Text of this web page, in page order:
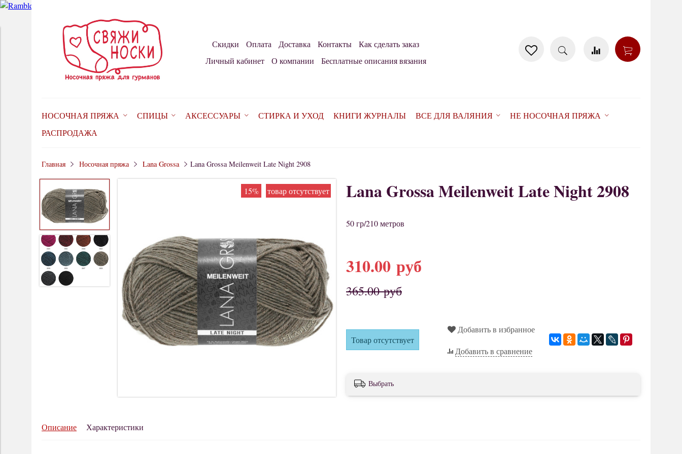
Скидки Оплата Доставка Контакты
Как сделать заказ
Личный кабинет
О компании Бесплатные описания вязания
НОСОЧНАЯ ПРЯЖА СПИЦЫ АКСЕССУАРЫ СТИРКА И УХОД КНИГИ ЖУРНАЛЫ ВСЕ ДЛЯ ВАЛЯНИЯ
НЕ НОСОЧНАЯ ПРЯЖА
РАСПРОДАЖА
Главная Носочная пряжа Lana Grossa Lana Grossa Meilenweit Late Night 2908
15% товар отсутствует 15% товар отсутствует
Lana Grossa Meilenweit Late Night 2908
50 гр/210 метров
310.00 руб
365.00 руб
Товар отсутствует
Добавить в избранное
Добавить в сравнение
Выбрать
Описание Характеристики